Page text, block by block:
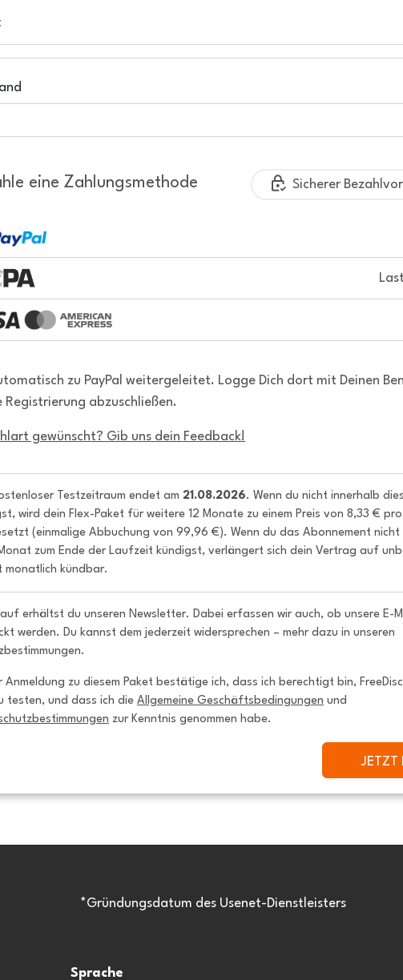
eine Zahlungsmethode Sicherer
zu PayPal weitergeleitet. Logge Dich dort mit Deinen
Registrierung abzuschließen.
gewünscht? Gib uns dein Feedback!
Testzeitraum endet am 21.08.2026. Wenn du nicht innerhalb
wird dein Flex-Paket für weitere 12 Monate zu einem Preis von 8,33 €
(einmalige Abbuchung von 99,96 €). Wenn du das Abonnement nicht
zum Ende der Laufzeit kündigst, verlängert sich dein Vertrag auf
monatlich kündbar.
erhältst du unseren Newsletter. Dabei erfassen wir auch, ob unsere E-
werden. Du kannst dem jederzeit widersprechen – mehr dazu in unseren
Anmeldung zu diesem Paket bestätige ich, dass ich berechtigt bin,
testen, und dass ich die Allgemeine Geschäftsbedingungen
zur Kenntnis genommen habe.
JETZT
*Gründungsdatum des Usenet-Dienstleisters
Sprache